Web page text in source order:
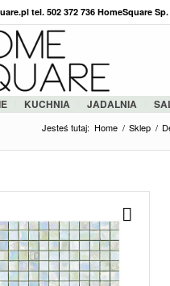
tel. 502 372 736 HomeSquare
KUCHNIA JADALNIA
Jesteś tutaj: Home / Sklep /